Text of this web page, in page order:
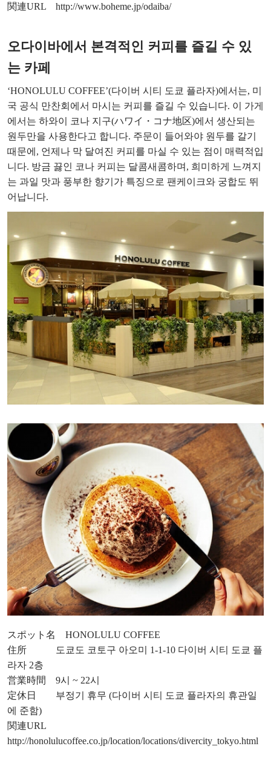
関連URL http://www.boheme.jp/odaiba/
오다이바에서 본격적인 커피를 즐길 수 있
는 카페
‘HONOLULU COFFEE’(다이버 시티 도쿄 플라자)에서는, 미
국 공식 만찬회에서 마시는 커피를 즐길 수 있습니다. 이 가게
에서는 하와이 코나 지구(ハワイ・コナ地区)에서 생산되는
원두만을 사용한다고 합니다. 주문이 들어와야 원두를 갈기
때문에, 언제나 막 달여진 커피를 마실 수 있는 점이 매력적입
니다. 방금 끓인 코나 커피는 달콤새콤하며, 희미하게 느껴지
는 과일 맛과 풍부한 향기가 특징으로 팬케이크와 궁합도 뛰
어납니다.
スポット名 HONOLULU COFFEE
住所 도쿄도 코토구 아오미 1-1-10 다이버 시티 도쿄 플
라자 2층
営業時間 9시 ~ 22시
定休日 부정기 휴무 (다이버 시티 도쿄 플라자의 휴관일
에 준함)
関連URL
http://honolulucoffee.co.jp/location/locations/divercity_tokyo.html